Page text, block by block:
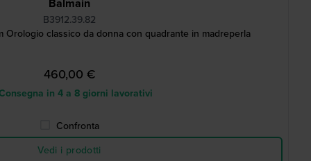
B3912.39.82
Orologio classico da donna con quadrante in madreperla
460,00 €
in 4 a 8 giorni lavorativi
Confronta
Vedi i prodotti